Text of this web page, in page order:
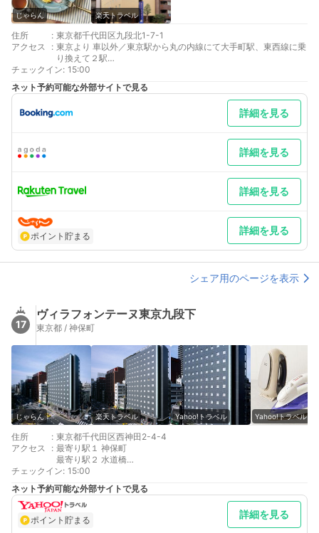
じゃらん 楽天トラベル
住所 : 東京都千代田区九段北1-7-1
アクセス
: 東京より 車以外／東京駅から丸の内線にて大手町駅、東西線に乗
り換えて２駅
羽田空港より 車以外／京急線（浅草線直通）乗車、日本橋駅で東
西線乗換、九段下駅下車
最寄り駅１ 九段下
最寄り駅３ 新宿
補足 車以外／東京駅からは、地下鉄大手町駅経由半蔵門線でもお
チェックイン: 15:00
ネット予約可能な外部サイトで見る
詳細を見る
詳細を見る
詳細を見る
ポイント貯まる 詳細を見る
シェア用のページを表示
17
ヴィラフォンテーヌ東京九段下
東京都 / 神保町
じゃらん 楽天トラベル Yahoo!トラベル Yahoo!トラベル
住所 : 東京都千代田区西神田2-4-4
アクセス
: 最寄り駅１ 神保町
最寄り駅２ 水道橋
最寄り駅３ 九段下
補足 車／※当ホテルは駐車場のご用意がございませんので、お近
くのコインパーキングを、お客様ご自身でお探しいただき、ご利
用をお願いしております。 車以外／近隣の系列とお間違えのない
ようご注意ください
チェックイン: 15:00
ネット予約可能な外部サイトで見る
ポイント貯まる 詳細を見る